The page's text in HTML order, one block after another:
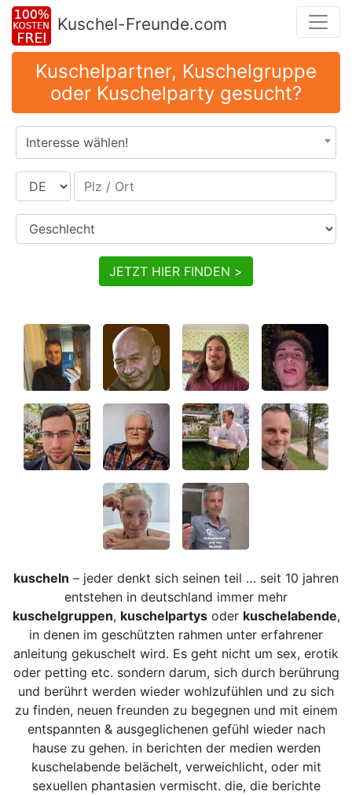
Kuschel-Freunde.com
Kuschelpartner, Kuschelgruppe
oder Kuschelparty gesucht?
Interesse wählen!
Land Plz / Ort
Geschlecht
JETZT HIER FINDEN >
kuscheln – jeder denkt sich seinen teil … seit 10 jahren
entstehen in deutschland immer mehr
kuschelgruppen, kuschelpartysoder kuschelabende,
in denen im geschützten rahmen unter erfahrener
anleitung gekuschelt wird. Es geht nicht um sex, erotik
oder petting etc. sondern darum, sich durch berührung
und berührt werden wieder wohlzufühlen und zu sich
zu finden, neuen freunden zu begegnen und mit einem
entspannten & ausgeglichenen gefühl wieder nach
hause zu gehen. in berichten der medien werden
kuschelabende belächelt, verweichlicht, oder mit
sexuellen phantasien vermischt. die, die berichte